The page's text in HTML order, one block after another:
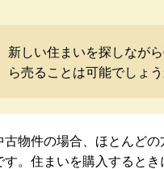
新しい住まいを探しなが
ら売ることは可能でしょ
物件の場合、ほとんど
す。住まいを購入すると